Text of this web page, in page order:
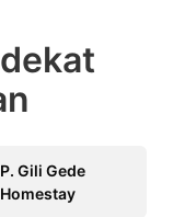
P. Gili Gede
Homestay